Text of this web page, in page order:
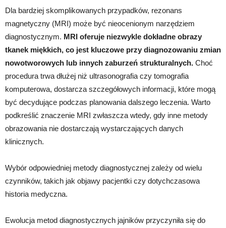
Dla bardziej skomplikowanych przypadków, rezonans
magnetyczny (MRI) może być nieocenionym narzędziem
diagnostycznym. MRI oferuje niezwykle dokładne obrazy
tkanek miękkich, co jest kluczowe przy diagnozowaniu zmian
nowotworowych lub innych zaburzeń strukturalnych. Choć
procedura trwa dłużej niż ultrasonografia czy tomografia
komputerowa, dostarcza szczegółowych informacji, które mogą
być decydujące podczas planowania dalszego leczenia. Warto
podkreślić znaczenie MRI zwłaszcza wtedy, gdy inne metody
obrazowania nie dostarczają wystarczających danych
klinicznych.
Wybór odpowiedniej metody diagnostycznej zależy od wielu
czynników, takich jak objawy pacjentki czy dotychczasowa
historia medyczna.
Ewolucja metod diagnostycznych jajników przyczyniła się do